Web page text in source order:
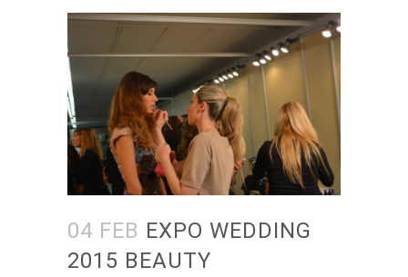
04 FEB EXPO WEDDING
2015 BEAUTY